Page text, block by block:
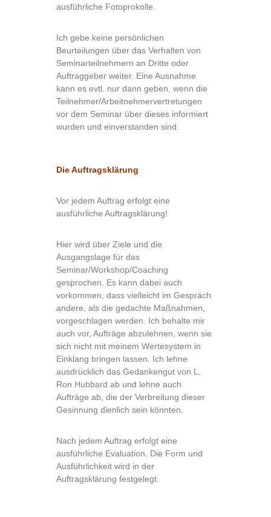
ausführliche Fotoprokolle.
Ich gebe keine persönlichen
Beurteilungen über das Verhalten von
Seminarteilnehmern an Dritte oder
Auftraggeber weiter. Eine Ausnahme
kann es evtl. nur dann geben, wenn die
Teilnehmer/Arbeitnehmervertretungen
vor dem Seminar über dieses informiert
wurden und einverstanden sind.
Die Auftragsklärung
Vor jedem Auftrag erfolgt eine
ausführliche Auftragsklärung!
Hier wird über Ziele und die
Ausgangslage für das
Seminar/Workshop/Coaching
gesprochen. Es kann dabei auch
vorkommen, dass vielleicht im Gespräch
andere, als die gedachte Maßnahmen,
vorgeschlagen werden. Ich behalte mir
auch vor, Aufträge abzulehnen, wenn sie
sich nicht mit meinem Wertesystem in
Einklang bringen lassen. Ich lehne
ausdrücklich das Gedankengut von L.
Ron Hubbard ab und lehne auch
Aufträge ab, die der Verbreitung dieser
Gesinnung dienlich sein könnten.
Nach jedem Auftrag erfolgt eine
ausführliche Evaluation. Die Form und
Ausführlichkeit wird in der
Auftragsklärung festgelegt.